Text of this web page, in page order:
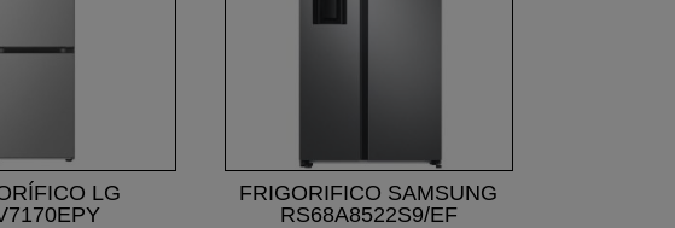
LG
FRIGORIFICO SAMSUNG
RS68A8522S9/EF